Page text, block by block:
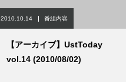
2010.10.14 番組内容
【アーカイブ】UstToday
vol.14 (2010/08/02)